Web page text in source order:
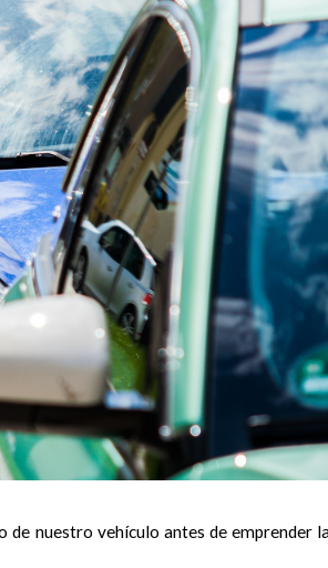
de nuestro vehículo antes de emprender